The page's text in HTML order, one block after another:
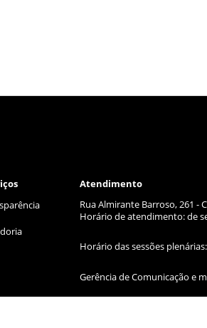
Atendimento
Rua Almirante Barroso, 261 -
Horário de atendimento: de
Horário das sessões
Gerência de Comunicação e